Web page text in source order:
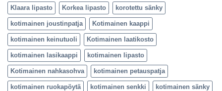
Klaara lipasto Korkea lipasto korotettu sänky
kotimainen joustinpatja Kotimainen kaappi
kotimainen keinutuoli Kotimainen laatikosto
kotimainen lasikaappi kotimainen lipasto
Kotimainen nahkasohva kotimainen petauspatja
kotimainen ruokapöytä kotimainen senkki kotimainen sänky